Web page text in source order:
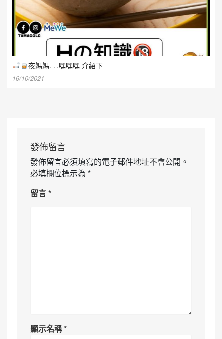
夜媽媽. . .嘿嘿嘿 介紹下
16/10/2021
發佈留言
發佈留言必須填寫的電子郵件地址不會公開。
必填欄位標示為 *
留言*
顯示名稱*